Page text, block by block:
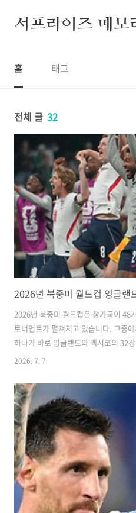
서프라이즈 메모
홈 태그
전체 글 32
2026년 북중미 월드컵은 참가국이 48
토너먼트가 펼쳐지고 있습니다. 그중
하나가 바로 잉글랜드와 멕시코의 32
드) 맞대결이었습니다.멕시코 홈팬들의
랜드는 수적 열세에도 불구하고 집중
었고, 8강 진출에 성공했습니다.경기
컵경기 : 잉글랜드 vs 멕시코라운드 :
결과 : 잉글랜드 3 : 2 멕시코경기장 :
진출 : 잉글랜드이번 경기는 개최국 중
2026. 7. 7.